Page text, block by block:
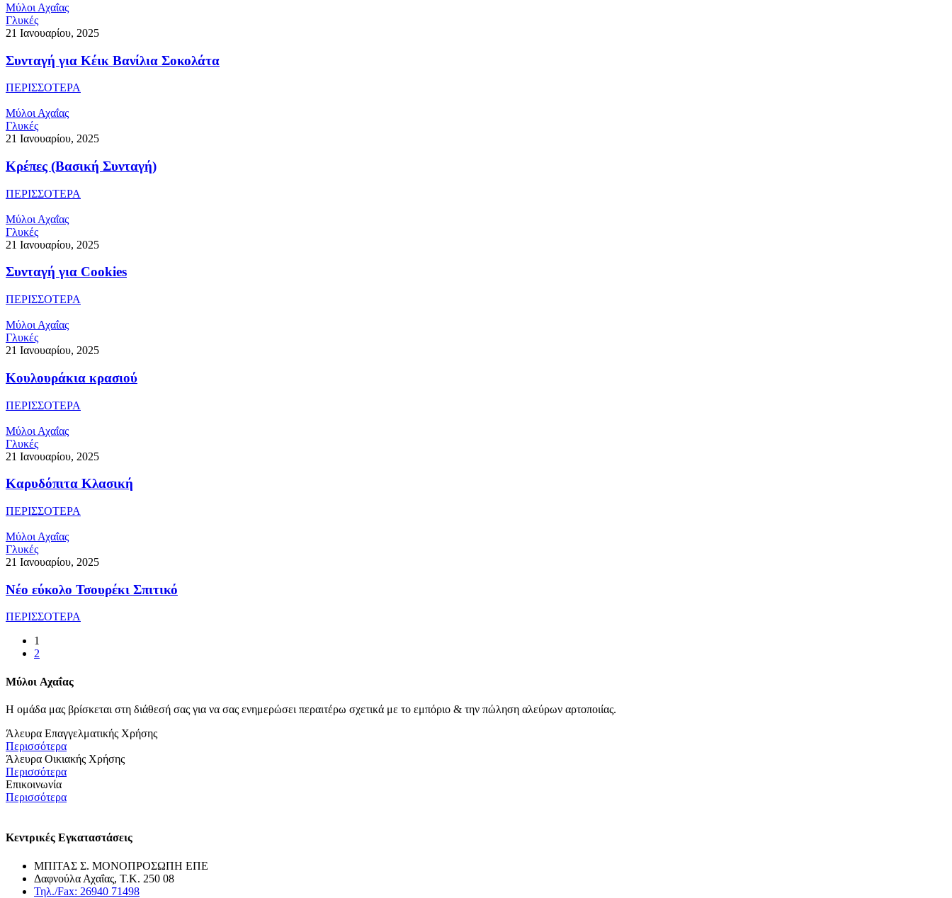
Μύλοι Αχαΐας
Γλυκές
21 Ιανουαρίου, 2025
Συνταγή για Κέικ Βανίλια Σοκολάτα
ΠΕΡΙΣΣΟΤΕΡΑ
Μύλοι Αχαΐας
Γλυκές
21 Ιανουαρίου, 2025
Κρέπες (Βασική Συνταγή)
ΠΕΡΙΣΣΟΤΕΡΑ
Μύλοι Αχαΐας
Γλυκές
21 Ιανουαρίου, 2025
Συνταγή για Cookies
ΠΕΡΙΣΣΟΤΕΡΑ
Μύλοι Αχαΐας
Γλυκές
21 Ιανουαρίου, 2025
Κουλουράκια κρασιού
ΠΕΡΙΣΣΟΤΕΡΑ
Μύλοι Αχαΐας
Γλυκές
21 Ιανουαρίου, 2025
Καρυδόπιτα Κλασική
ΠΕΡΙΣΣΟΤΕΡΑ
Μύλοι Αχαΐας
Γλυκές
21 Ιανουαρίου, 2025
Νέο εύκολο Τσουρέκι Σπιτικό
ΠΕΡΙΣΣΟΤΕΡΑ
1
2
Μύλοι Αχαΐας
Η ομάδα μας βρίσκεται στη διάθεσή σας για να σας ενημερώσει περαιτέρω σχετικά με το εμπόριο & την πώληση αλεύρων αρτοποιίας.
Άλευρα Επαγγελματικής Χρήσης
Περισσότερα
Άλευρα Οικιακής Χρήσης
Περισσότερα
Επικοινωνία
Περισσότερα
Κεντρικές Εγκαταστάσεις
ΜΠΙΤΑΣ Σ. ΜΟΝΟΠΡΟΣΩΠΗ ΕΠΕ
Δαφνούλα Αχαΐας, Τ.Κ. 250 08
Τηλ./Fax: 26940 71498